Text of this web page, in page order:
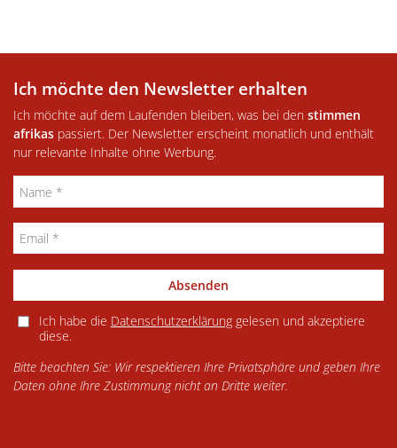
Ich möchte den Newsletter erhalten
Ich möchte auf dem Laufenden bleiben, was bei den stimmen
afrikas passiert. Der Newsletter erscheint monatlich und enthält
nur relevante Inhalte ohne Werbung.
Absenden
Ich habe die Datenschutzerklärunggelesen und akzeptiere
diese.
Bitte beachten Sie: Wir respektieren Ihre Privatsphäre und geben Ihre
Daten ohne Ihre Zustimmung nicht an Dritte weiter.